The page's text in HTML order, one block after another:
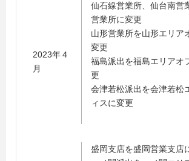
2023年４
月
仙石線営業所、仙台南営
営業所に変更
山形営業所を山形エリア
変更
福島派出を福島エリアオ
更
会津若松派出を会津若松
ィスに変更
盛岡支店を盛岡営業支店